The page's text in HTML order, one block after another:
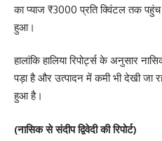
का प्याज ₹3000 प्रति क्विंटल तक
हुआ।
हालांकि हालिया रिपोर्ट्स के अनुसार
पड़ा है और उत्पादन में कमी भी देखी जा
हुआ है।
(नासिक से संदीप द्विवेदी की रिपोर्ट)